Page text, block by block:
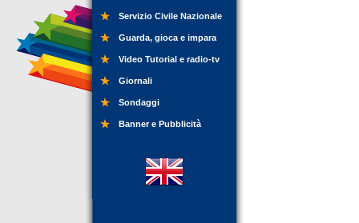
Servizio Civile Nazionale
Guarda, gioca e impara
Video Tutorial e radio-tv
Giornali
Sondaggi
Banner e Pubblicità